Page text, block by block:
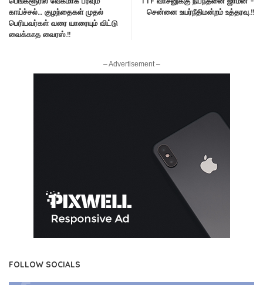
காய்ச்சல்… குழந்தைகள் முதல்
பெரியவர்கள் வரை யாரையும் விட்டு
வைக்காத வைரஸ்.!!
சென்னை உயர்நீதிமன்றம் உத்தரவு.!!
– Advertisement –
FOLLOW SOCIALS